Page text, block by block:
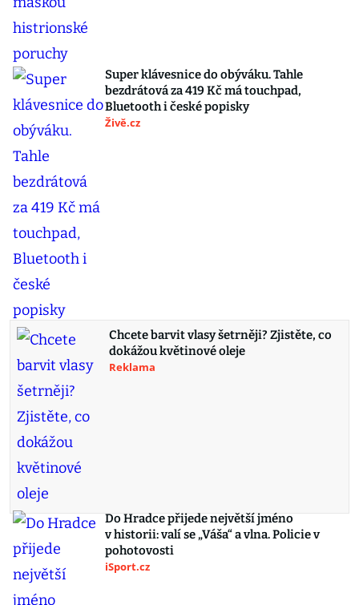
Super klávesnice do obýváku. Tahle
bezdrátová za 419 Kč má touchpad,
Bluetooth i české popisky
Živě.cz
Chcete barvit vlasy šetrněji? Zjistěte, co
dokážou květinové oleje
Reklama
Do Hradce přijede největší jméno
v historii: valí se „Váša“ a vlna. Policie v
pohotovosti
iSport.cz